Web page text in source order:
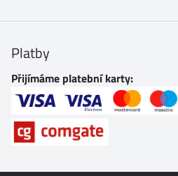
Platby
Přijímáme platební karty: